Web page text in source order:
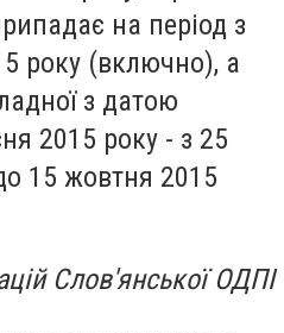
на період з
року (включно), а
з датою
2015 року - з 25
15 жовтня 2015
Слов'янської ОДПІ